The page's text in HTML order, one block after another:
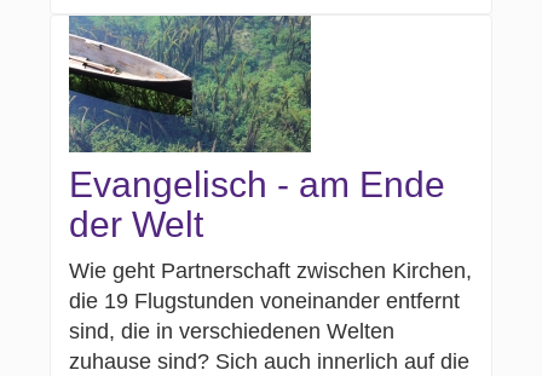
Evangelisch - am Ende
der Welt
Wie geht Partnerschaft zwischen Kirchen,
die 19 Flugstunden voneinander entfernt
sind, die in verschiedenen Welten
zuhause sind? Sich auch innerlich auf die